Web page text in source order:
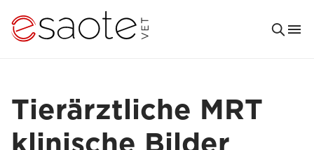
Tierärztliche MRT
klinische Bilder